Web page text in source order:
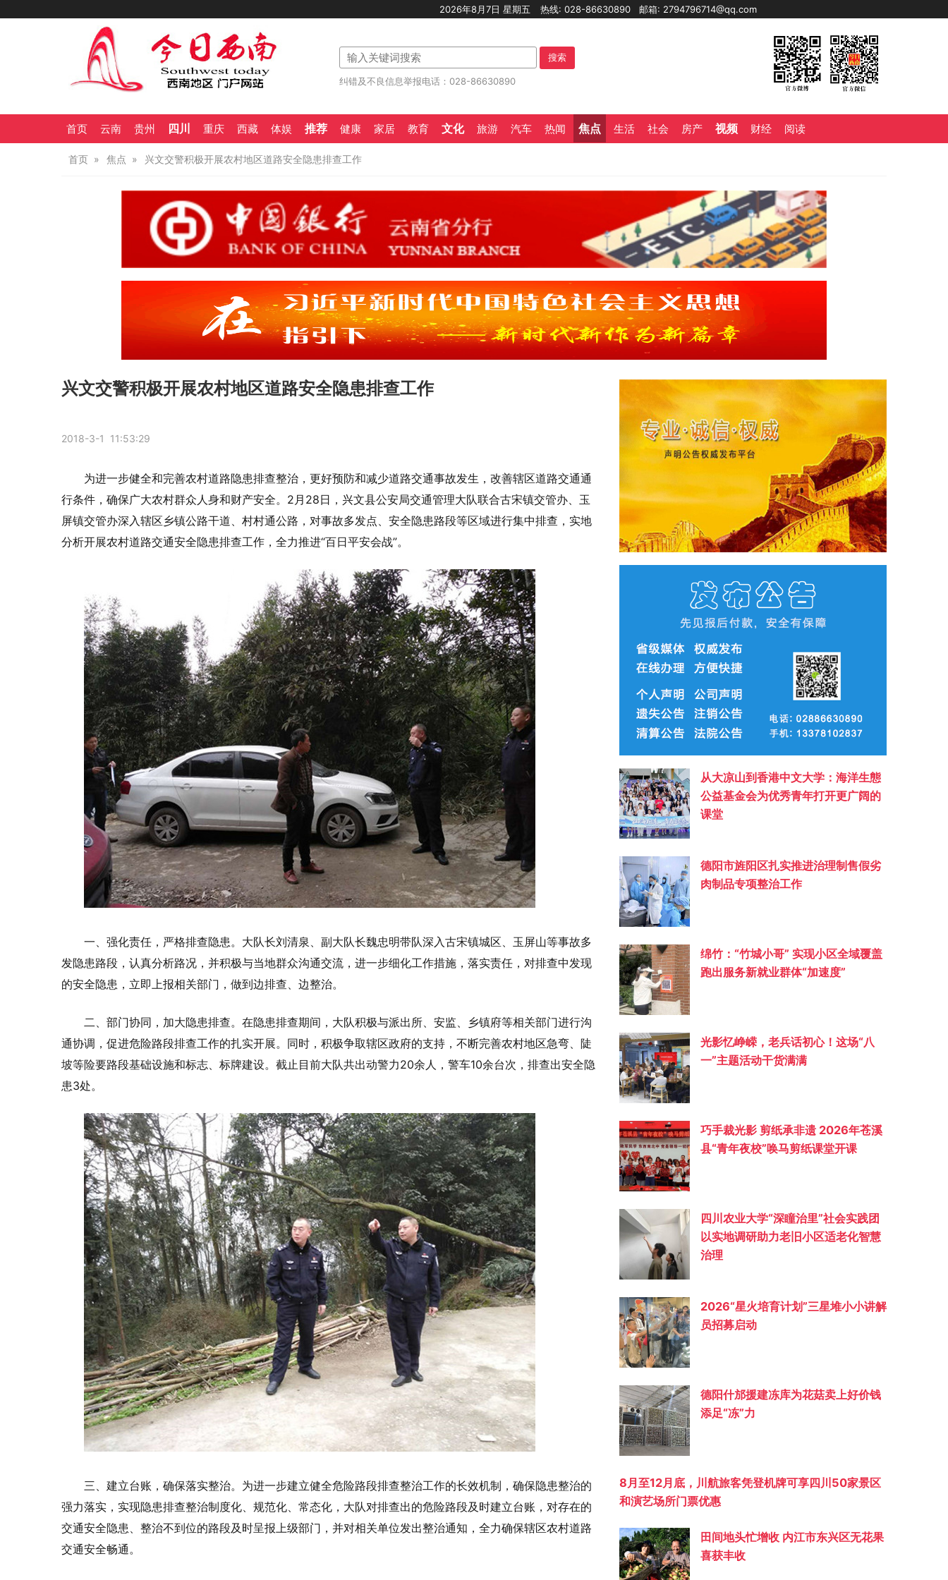
2026年8月7日 星期五 热线: 028-86630890 邮箱: 2794796714@qq.com
搜索
纠错及不良信息举报电话：028-86630890
首页 云南 贵州 四川 重庆 西藏 体娱 推荐 健康 家居 教育 文化 旅游 汽车 热闻 焦点 生活 社会 房产 视频 财经 阅读
首页 焦点 兴文交警积极开展农村地区道路安全隐患排查工作
兴文交警积极开展农村地区道路安全隐患排查工作
2018-3-1 11:53:29
为进一步健全和完善农村道路隐患排查整治，更好预防和减少道路交通事故发生，改善辖区道路交通通
行条件，确保广大农村群众人身和财产安全。2月28日，兴文县公安局交通管理大队联合古宋镇交管办、玉
屏镇交管办深入辖区乡镇公路干道、村村通公路，对事故多发点、安全隐患路段等区域进行集中排查，实地
分析开展农村道路交通安全隐患排查工作，全力推进“百日平安会战”。
一、强化责任，严格排查隐患。大队长刘清泉、副大队长魏忠明带队深入古宋镇城区、玉屏山等事故多
发隐患路段，认真分析路况，并积极与当地群众沟通交流，进一步细化工作措施，落实责任，对排查中发现
的安全隐患，立即上报相关部门，做到边排查、边整治。
二、部门协同，加大隐患排查。在隐患排查期间，大队积极与派出所、安监、乡镇府等相关部门进行沟
通协调，促进危险路段排查工作的扎实开展。同时，积极争取辖区政府的支持，不断完善农村地区急弯、陡
坡等险要路段基础设施和标志、标牌建设。截止目前大队共出动警力20余人，警车10余台次，排查出安全隐
患3处。
三、建立台账，确保落实整治。为进一步建立健全危险路段排查整治工作的长效机制，确保隐患整治的
强力落实，实现隐患排查整治制度化、规范化、常态化，大队对排查出的危险路段及时建立台账，对存在的
交通安全隐患、整治不到位的路段及时呈报上级部门，并对相关单位发出整治通知，全力确保辖区农村道路
交通安全畅通。
从大凉山到香港中文大学：海洋生態
公益基金会为优秀青年打开更广阔的
课堂
德阳市旌阳区扎实推进治理制售假劣
肉制品专项整治工作
绵竹：“竹城小哥” 实现小区全域覆盖
跑出服务新就业群体“加速度”
光影忆峥嵘，老兵话初心！这场“八
一”主题活动干货满满
巧手裁光影 剪纸承非遗 2026年苍溪
县“青年夜校”唤马剪纸课堂开课
四川农业大学“深瞳治里”社会实践团
以实地调研助力老旧小区适老化智慧
治理
2026“星火培育计划”三星堆小小讲解
员招募启动
德阳什邡援建冻库为花菇卖上好价钱
添足“冻”力
8月至12月底，川航旅客凭登机牌可享四川50家景区
和演艺场所门票优惠
田间地头忙增收 内江市东兴区无花果
喜获丰收